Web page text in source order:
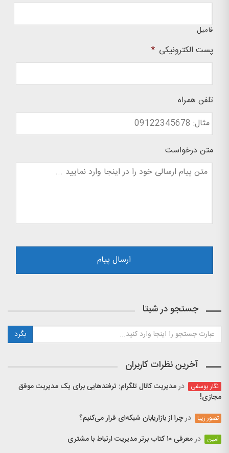
فامیل
پست الکترونیکی *
تلفن همراه
متن درخواست
جستجو در شبتا
آخرین نظرات کاربران
نگار یوسفی درمدیریت کانال تلگرام: ترفندهایی برای یک مدیریت موفق
مجازی!
تصور زیبا درچرا از بازاریابان شبکه‌ای فرار می‌کنیم؟
امین درمعرفی ۱۰ کتاب برتر مدیریت ارتباط با مشتری